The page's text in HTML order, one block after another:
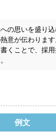
の思いを盛り
意が伝わります
くことで、採
例文